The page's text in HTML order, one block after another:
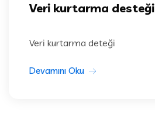
Veri kurtarma desteği
Veri kurtarma deteği
Devamını Oku